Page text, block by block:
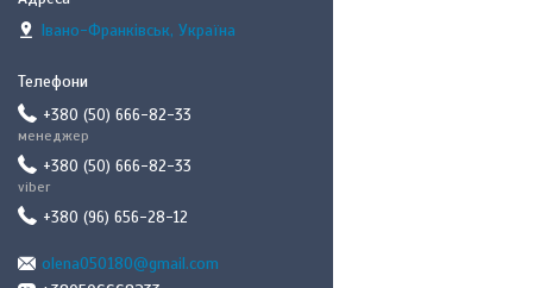
Івано-Франківськ, Україна
+380 (50) 666-82-33
менеджер
+380 (50) 666-82-33
viber
+380 (96) 656-28-12
olena050180@gmail.com